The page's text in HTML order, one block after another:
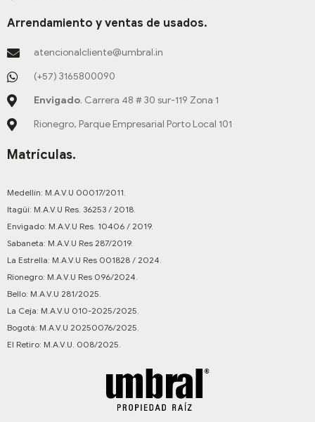
Arrendamiento y ventas de usados.
atencionalcliente@umbral.in
(+57) 3165800090
Envigado. Carrera 48 # 30 sur-119 Zona 1
Rionegro, Parque Empresarial Porto Local 101
Matrículas.
Medellín: M.A.V.U 00017/2011.
Itagüí: M.A.V.U Res. 36253 / 2018.
Envigado: M.A.V.U Res. 10406 / 2019.
Sabaneta: M.A.V.U Res 287/2019.
La Estrella: M.A.V.U Res 001828 / 2024.
Rionegro: M.A.V.U Res 096/2024.
Bello: M.A.V.U 281/2025.
La Ceja: M.A.V.U 010-2025/2025.
Bogotá: M.A.V.U 20250076/2025.
El Retiro: M.A.V.U. 008/2025.